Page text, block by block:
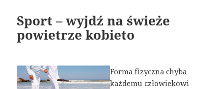
Sport – wyjdź na świeże
powietrze kobieto
Forma fizyczna chyba
każdemu człowiekowi